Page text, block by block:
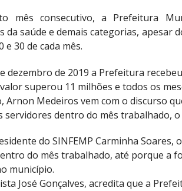
mês consecutivo, a Prefeitura
da saúde e demais categorias, apesar
e 30 de cada mês.
dezembro de 2019 a Prefeitura
superou 11 milhões e todos os
Arnon Medeiros vem com o discurso
servidores dentro do mês trabalhado,
do SINFEMP Carminha
do mês trabalhado, até porque a
município.
José Gonçalves, acredita que a